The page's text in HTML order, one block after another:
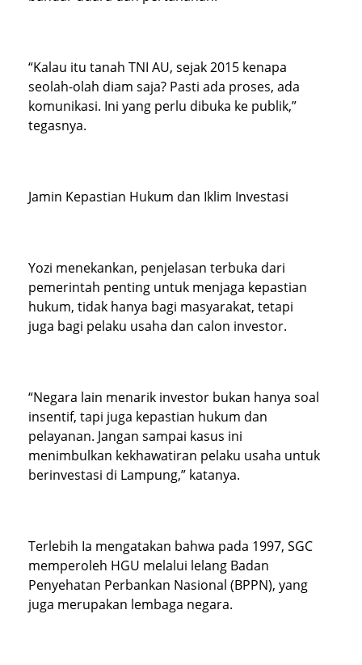
“Kalau itu tanah TNI AU, sejak 2015 kenapa
seolah-olah diam saja? Pasti ada proses, ada
komunikasi. Ini yang perlu dibuka ke publik,”
tegasnya.
Jamin Kepastian Hukum dan Iklim Investasi
Yozi menekankan, penjelasan terbuka dari
pemerintah penting untuk menjaga kepastian
hukum, tidak hanya bagi masyarakat, tetapi
juga bagi pelaku usaha dan calon investor.
“Negara lain menarik investor bukan hanya soal
insentif, tapi juga kepastian hukum dan
pelayanan. Jangan sampai kasus ini
menimbulkan kekhawatiran pelaku usaha untuk
berinvestasi di Lampung,” katanya.
Terlebih Ia mengatakan bahwa pada 1997, SGC
memperoleh HGU melalui lelang Badan
Penyehatan Perbankan Nasional (BPPN), yang
juga merupakan lembaga negara.